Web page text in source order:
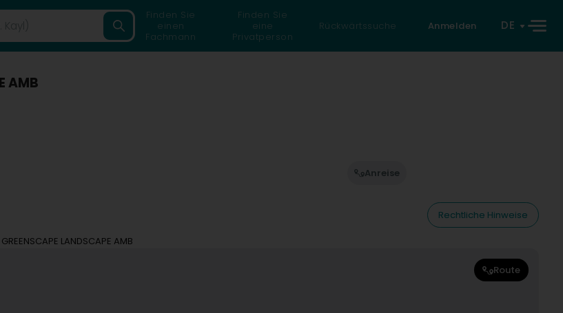
Finden Sie
einen
Fachmann
Finden Sie
eine
Privatperson
Rückwärtssuche Anmelden DE
AMB
Anreise
Rechtliche Hinweise
LANDSCAPE AMB
Route